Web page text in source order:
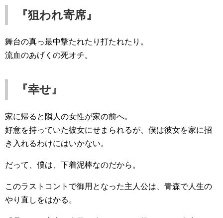
『狙われ寄席』
舞台の真っ最中撃たれたり打たれたり。
流血のあげくの死オチ。
『幸せ』
家に帰ると隣人の女性が家の前へ。
好意を持っていた彼女にせまられるが、僕は彼女を家に招
き入れるわけにはいかない。
だって、僕は、下着泥棒なのだから。
このラストコントで御用となった主人公は、青森で人生の
やり直しをはかる。